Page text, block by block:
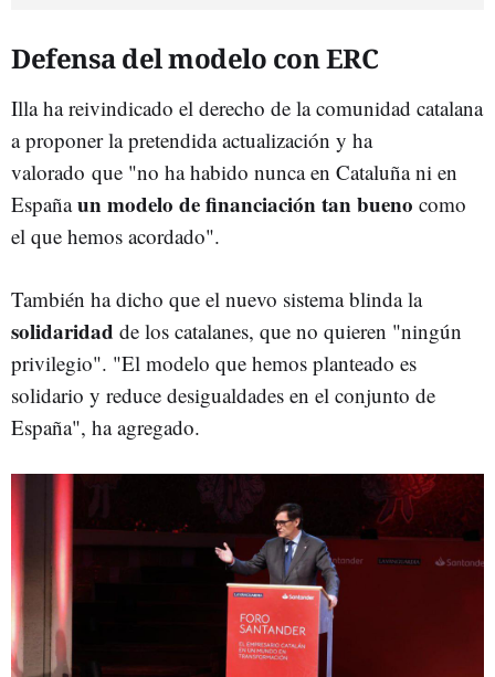
Defensa del modelo con ERC
Illa ha reivindicado el derecho de la comunidad catalana
a proponer la pretendida actualización y ha
valorado que "no ha habido nunca en Cataluña ni en
Españaun modelo de financiación tan bueno como
el que hemos acordado".
También ha dicho que el nuevo sistema blinda la
solidaridad de los catalanes, que no quieren "ningún
privilegio". "El modelo que hemos planteado es
solidario y reduce desigualdades en el conjunto de
España", ha agregado.